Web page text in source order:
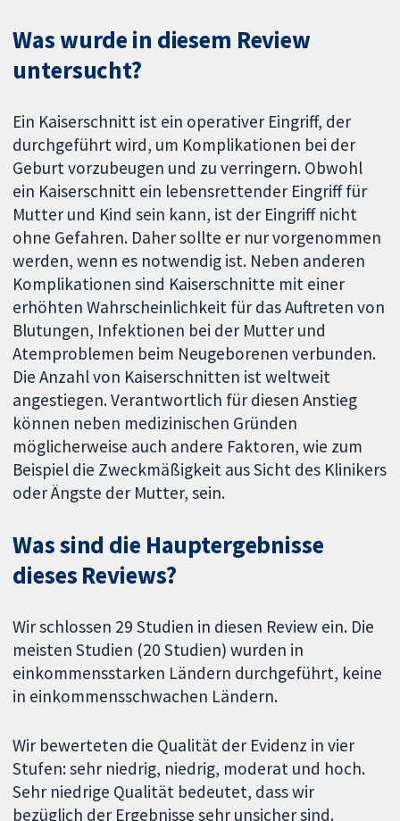
Was wurde in diesem Review
untersucht?
Ein Kaiserschnitt ist ein operativer Eingriff, der
durchgeführt wird, um Komplikationen bei der
Geburt vorzubeugen und zu verringern. Obwohl
ein Kaiserschnitt ein lebensrettender Eingriff für
Mutter und Kind sein kann, ist der Eingriff nicht
ohne Gefahren. Daher sollte er nur vorgenommen
werden, wenn es notwendig ist. Neben anderen
Komplikationen sind Kaiserschnitte mit einer
erhöhten Wahrscheinlichkeit für das Auftreten von
Blutungen, Infektionen bei der Mutter und
Atemproblemen beim Neugeborenen verbunden.
Die Anzahl von Kaiserschnitten ist weltweit
angestiegen. Verantwortlich für diesen Anstieg
können neben medizinischen Gründen
möglicherweise auch andere Faktoren, wie zum
Beispiel die Zweckmäßigkeit aus Sicht des Klinikers
oder Ängste der Mutter, sein.
Was sind die Hauptergebnisse
dieses Reviews?
Wir schlossen 29 Studien in diesen Review ein. Die
meisten Studien (20 Studien) wurden in
einkommensstarken Ländern durchgeführt, keine
in einkommensschwachen Ländern.
Wir bewerteten die Qualität der Evidenz in vier
Stufen: sehr niedrig, niedrig, moderat und hoch.
Sehr niedrige Qualität bedeutet, dass wir
bezüglich der Ergebnisse sehr unsicher sind.